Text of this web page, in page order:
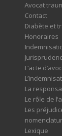
Avocat
Contact
Diabète et
Honoraires
L’acte
La
Le rôle de
Les
Lexique